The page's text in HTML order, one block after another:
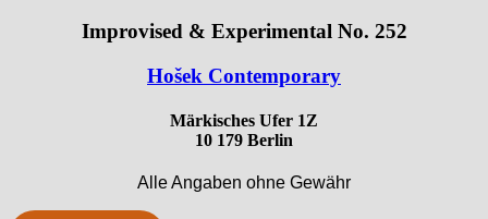
Improvised & Experimental No. 252
Hošek Contemporary
Märkisches Ufer 1Z
10 179 Berlin
Alle Angaben ohne Gewähr